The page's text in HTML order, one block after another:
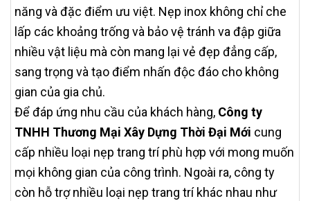
năng và đặc điểm ưu việt. Nẹp inox không chỉ che
lấp các khoảng trống và bảo vệ tránh va đập giữa
nhiều vật liệu mà còn mang lại vẻ đẹp đẳng cấp,
sang trọng và tạo điểm nhấn độc đáo cho không
gian của gia chủ.
Để đáp ứng nhu cầu của khách hàng, Công ty
TNHH Thương Mại Xây Dựng Thời Đại Mới cung
cấp nhiều loại nẹp trang trí phù hợp với mong muốn
mọi không gian của công trình. Ngoài ra, công ty
còn hỗ trợ nhiều loại nẹp trang trí khác nhau như